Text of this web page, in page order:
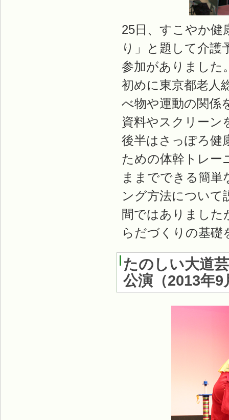
25日、すこやか
り」と題して介護
参加がありました
初めに東京都老人
べ物や運動の関係
資料やスクリーン
後半はさっぽろ健
ための体幹トレー
ままでできる簡
ング方法について
間ではありました
らだづくりの基礎
たのしい大道
公演 （2013年9